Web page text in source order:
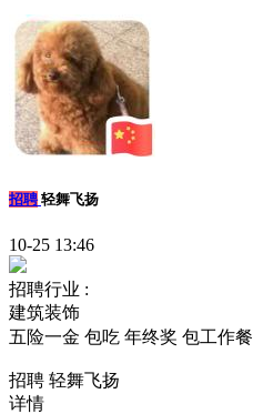
招聘 轻舞飞扬
10-25 13:46
招聘行业 :
建筑装饰
五险一金 包吃 年终奖 包工作餐
招聘 轻舞飞扬
详情